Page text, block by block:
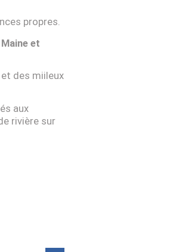
propres.
et
et des miileux
aux
rivière sur